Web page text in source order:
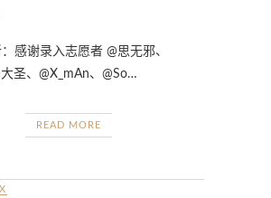
感谢录入志愿者 @思无邪、
圣、@X_mAn、@So…
READ MORE